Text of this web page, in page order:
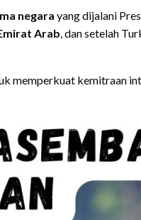
negara yang dijalani
Arab, dan setelah
memperkuat kemitraan